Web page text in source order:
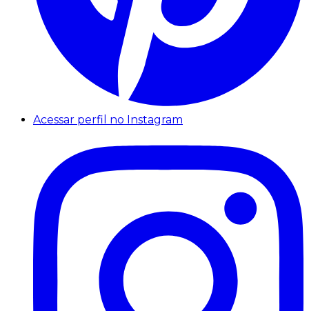
Acessar perfil no Instagram